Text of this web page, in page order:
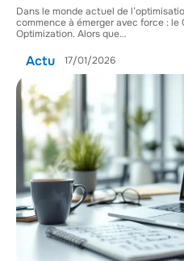
Dans le monde actuel de
commence à émerger avec force : le
Optimization. Alors que…
Actu 17/01/2026